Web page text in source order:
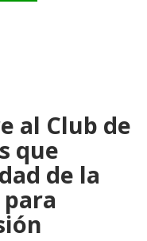
al Club de
que
de la
para